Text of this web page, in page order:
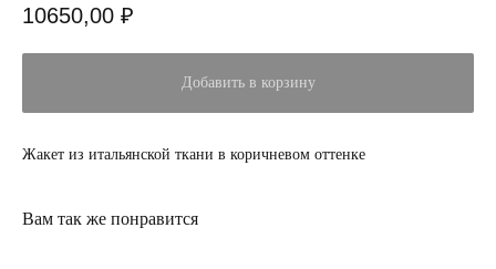
10650,00 ₽
Добавить в корзину
Жакет из итальянской ткани в коричневом оттенке
Вам так же понравится